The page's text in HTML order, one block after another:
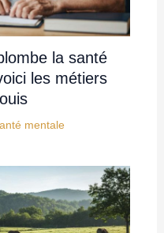
la santé
les métiers
mentale